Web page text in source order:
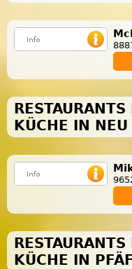
KÜCHE IN NEU
KÜCHE IN